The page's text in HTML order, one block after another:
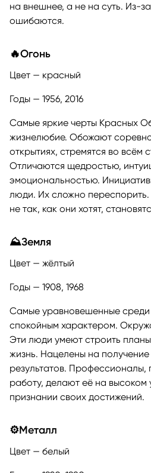
на внешнее, а не на суть. Из-
ошибаются.
🔥Огонь
Цвет — красный
Годы — 1956, 2016
Самые яркие черты Красных
жизнелюбие. Обожают
открытиях, стремятся во всём
Отличаются щедростью,
эмоциональностью.
люди. Их сложно переспорить.
не так, как они хотят,
⛰️Земля
Цвет — жёлтый
Годы — 1908, 1968
Самые уравновешенные
спокойным характером.
Эти люди умеют строить планы
жизнь. Нацелены на
результатов. Профессионалы,
работу, делают её на высоком
признании своих достижений.
⚙️Металл
Цвет — белый